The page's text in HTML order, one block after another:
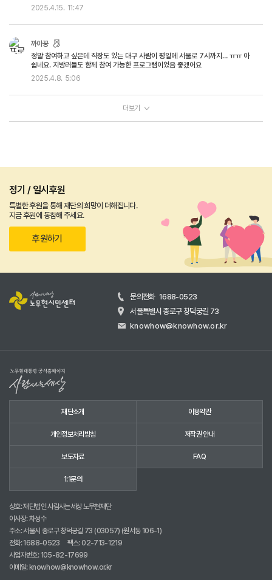
2025.4.15. 11:47
까아꿍
정말 참여하고 싶은데 직장도 있는 대구 사람이 평일에 서울로 7시까지… ㅠㅠ 아
쉽네요. 지방러들도 함께 참여 가능한 프로그램이었음 좋겠어요
2025.4.8. 5:06
더보기
정기 / 일시후원
특별한 후원을 통해 재단의 희망이 더해집니다.
지금 후원에 동참해 주세요.
후원하기
문의전화 1688-0523
서울특별시 종로구 창덕궁길 73
knowhow@knowhow.or.kr
재단소개 이용약관
개인정보처리방침 저작권 안내
보도자료 FAQ
1:1문의
상호: 재단법인 사람사는세상 노무현재단
이사장: 차성수
주소: 서울시 종로구 창덕궁길 73 (03057) (원서동 106-1)
전화:1688-0523
팩스: 02-713-1219
사업자번호: 105-82-17699
이메일:knowhow@knowhow.or.kr